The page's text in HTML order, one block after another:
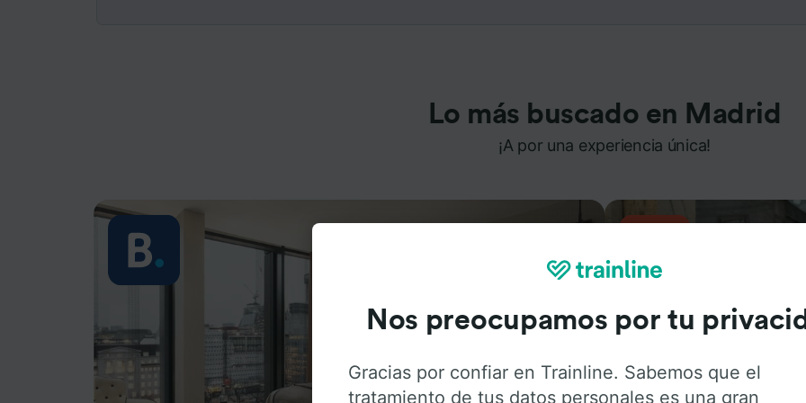
Lo más buscado en Madrid
¡A por una experiencia única!
Nos preocupamos por tu
Gracias por confiar en Trainline. Sabemos que el
tratamiento de tus datos personales es una gran